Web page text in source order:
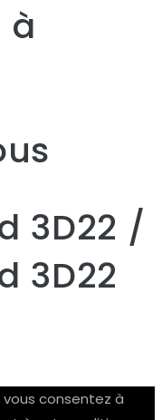
à
3D22 /
3D22
vous consentez à